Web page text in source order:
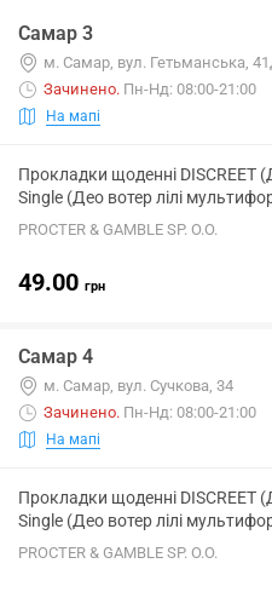
Самар 3
м. Самар, вул. Гетьманська,
Зачинено. Пн-Нд: 08:00-21:00
На мапі
Прокладки щоденні DISCREET
Single (Део вотер лілі
PROCTER & GAMBLE SP. O.O.
49.00 грн
Самар 4
м. Самар, вул. Сучкова, 34
Зачинено. Пн-Нд: 08:00-21:00
На мапі
Прокладки щоденні DISCREET
Single (Део вотер лілі
PROCTER & GAMBLE SP. O.O.